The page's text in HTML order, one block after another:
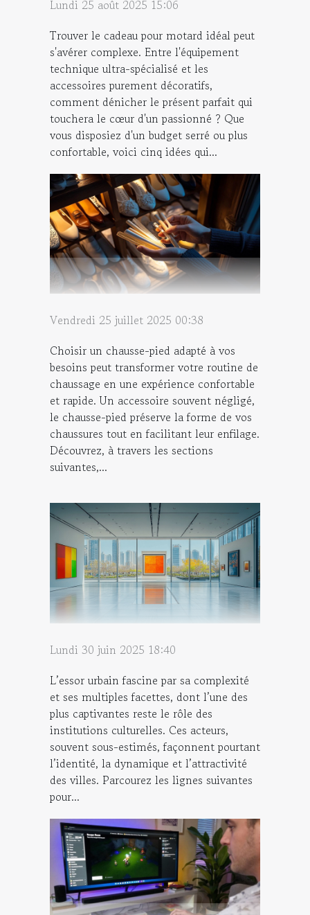
Lundi 25 août 2025 15:06
Trouver le cadeau pour motard idéal peut
s'avérer complexe. Entre l'équipement
technique ultra-spécialisé et les
accessoires purement décoratifs,
comment dénicher le présent parfait qui
touchera le cœur d'un passionné ? Que
vous disposiez d'un budget serré ou plus
confortable, voici cinq idées qui...
Vendredi 25 juillet 2025 00:38
Choisir un chausse-pied adapté à vos
besoins peut transformer votre routine de
chaussage en une expérience confortable
et rapide. Un accessoire souvent négligé,
le chausse-pied préserve la forme de vos
chaussures tout en facilitant leur enfilage.
Découvrez, à travers les sections
suivantes,...
Lundi 30 juin 2025 18:40
L’essor urbain fascine par sa complexité
et ses multiples facettes, dont l’une des
plus captivantes reste le rôle des
institutions culturelles. Ces acteurs,
souvent sous-estimés, façonnent pourtant
l’identité, la dynamique et l’attractivité
des villes. Parcourez les lignes suivantes
pour...